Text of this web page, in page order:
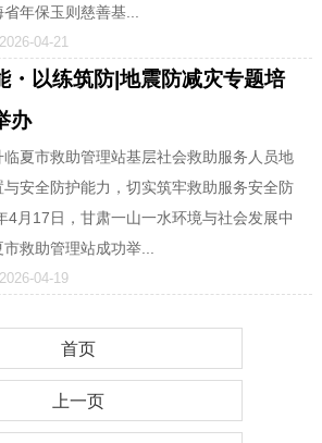
年保玉则慈善基...
04-21
・以练筑防|地震防减灾专题培
办
临夏市救助管理站基层社会救助服务人员地
与安全防护能力，切实筑牢救助服务安全防
4月17日，甘肃一山一水环境与社会发展中
救助管理站成功举...
04-19
首页
上一页